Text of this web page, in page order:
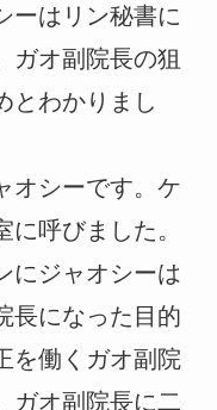
ーはリン秘書に
ガオ副院長の狙
とわかりまし
オシーです。ケ
呼びました。
にジャオシーは
長になった目的
を働くガオ副院
ガオ副院長に二